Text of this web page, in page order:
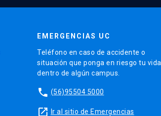
EMERGENCIAS UC
Teléfono en caso de accidente o
situación que ponga en riesgo tu vida
dentro de algún campus.
phone (56)95504 5000
launch Ir al sitio de Emergencias